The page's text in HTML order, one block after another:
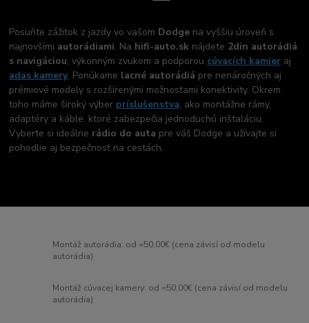
Posuňte zážitok z jazdy vo vašom Dodge na vyššiu úroveň s
najnovšími autorádiami. Na hifi-auto.sk nájdete 2din autorádiá
s navigáciou, výkonným zvukom a podporou cúvacích kamier aj
adas kamery. Ponúkame lacné autorádiá pre nenáročných aj
prémiové modely s rozšírenými možnosťami konektivity. Okrem
toho máme široký výber príslušenstva, ako montážne rámy,
adaptéry a káble, ktoré zabezpečia jednoduchú inštaláciu.
Vyberte si ideálne rádio do auta pre váš Dodge a užívajte si
pohodlie aj bezpečnosť na cestách.
Montáž autorádia: od =50,00€ (cena závisí od modelu
autorádia)
Montáž cúvacej kamery: od =50,00€ (cena závisí od modelu
autorádia)